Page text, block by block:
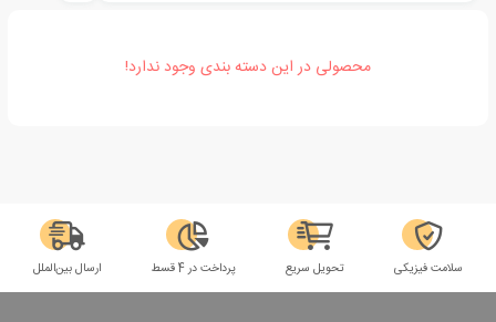
محصولی در این دسته بندی وجود ندارد!
سلامت فیزیکی تحویل سریع پرداخت در 4 قسط ارسال بین‌الملل